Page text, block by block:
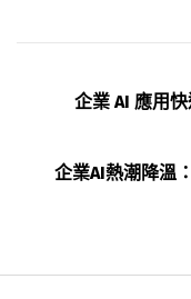
企業 AI 應用
企業AI熱潮降溫